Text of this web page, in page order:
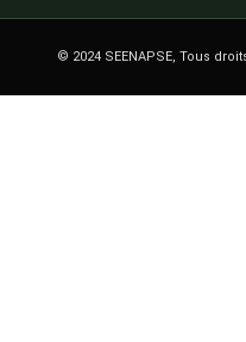
© 2024 SEENAPSE, Tous